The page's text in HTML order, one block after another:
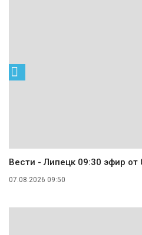
Вести - Липецк 09:30 эфир от
07.08.2026 09:50